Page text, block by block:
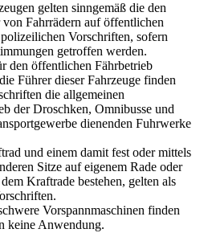
gelten sinngemäß die den
Fahrrädern auföffentlichen
Vorschriften, sofern
getroffen werden.
den öffentlichen Fährbetrieb
Führer dieser Fahrzeuge finden
die allgemeinen
der Droschken, Omnibusse und
dienenden Fuhrwerke
und einem damit fest oder mittels
Sitze auf eigenem Rade oder
Kraftrade bestehen, gelten als
Vorspannmaschinen finden
keine Anwendung.